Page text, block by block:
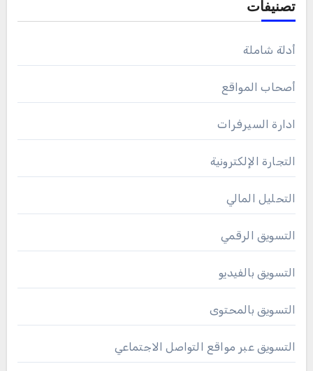
تصنيفات
أدلة شاملة
أصحاب المواقع
ادارة السيرفرات
التجارة الإلكترونية
التحليل المالي
التسويق الرقمي
التسويق بالفيديو
التسويق بالمحتوى
التسويق عبر مواقع التواصل الاجتماعي